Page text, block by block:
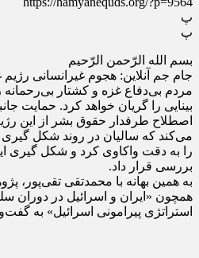
پ
پ
بسم الله الرّحمن الرّحیم
جام جم آنلاین: هجوم غیرانسانی
مردم بی‌دفاع غزه و کشتار
بینایی را گریان خواهد کرد. حمایت
اصطلاح طرفدار حقوق بشر از این
می‌کند که سالیان در روند شکل گیری
را به دقت واکاوی کرد و شکل گیری
بررسی قرار داد.
به همین بهانه با محمدتقی تقی‌پور،
همچون «‌ایران و اسرائیل در دوران
استراتژی پیرامونی اسرائیل» به